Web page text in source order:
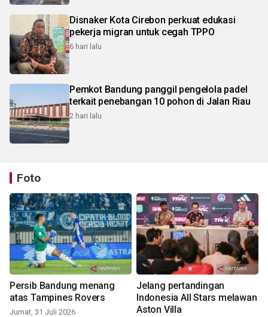
Disnaker Kota Cirebon perkuat edukasi
pekerja migran untuk cegah TPPO
6 hari lalu
Pemkot Bandung panggil pengelola padel
terkait penebangan 10 pohon di Jalan Riau
2 hari lalu
Foto
Persib Bandung menang
atas Tampines Rovers
Jumat, 31 Juli 2026
Jelang pertandingan
Indonesia All Stars melawan
Aston Villa